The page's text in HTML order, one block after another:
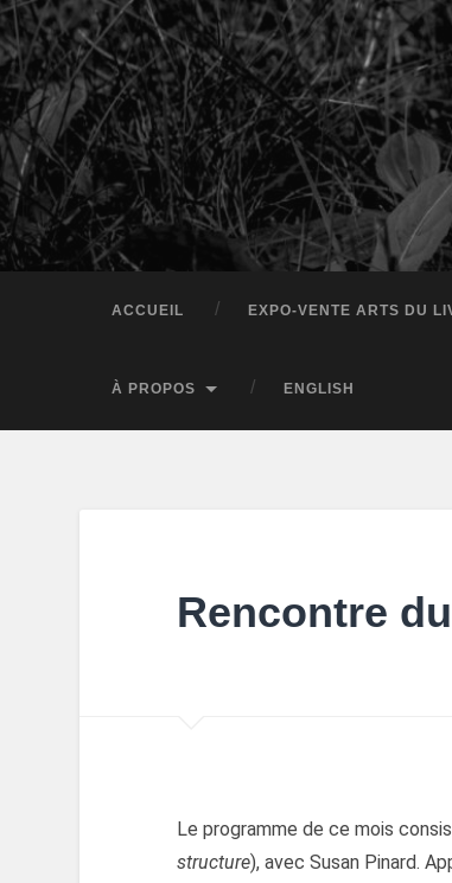
ACCUEIL EXPO-VENTE ARTS DU
À PROPOS ENGLISH
Rencontre
Le programme de ce mois
structure), avec Susan Pinard.